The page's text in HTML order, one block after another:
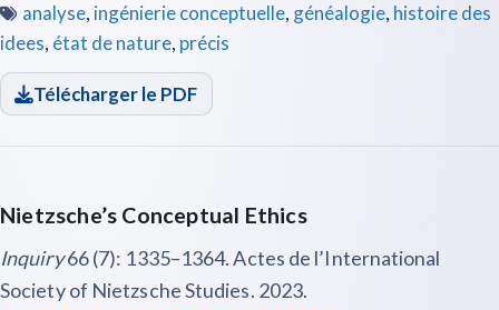
analyse, ingénierie conceptuelle, généalogie, histoire des
idees, état de nature, précis
Télécharger le PDF
Nietzsche’s Conceptual Ethics
Inquiry66 (7): 1335–1364. Actes de l’International
Society of Nietzsche Studies. 2023.